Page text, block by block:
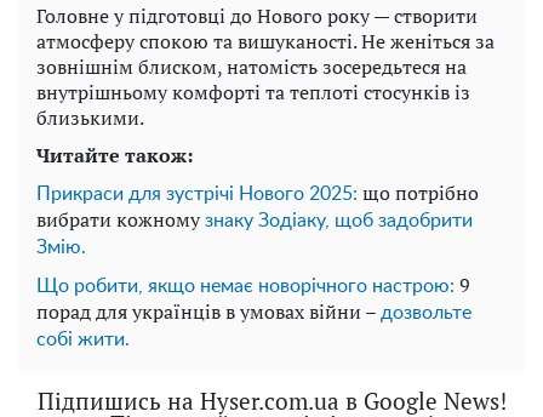
Головне у підготовці до Нового року — створити
атмосферу спокою та вишуканості. Не женіться за
зовнішнім блиском, натомість зосередьтеся на
внутрішньому комфорті та теплоті стосунків із
близькими.
Читайте також:
Прикраси для зустрічі Нового 2025: що потрібно
вибрати кожномузнаку Зодіаку, щоб задобрити
Змію.
Що робити, якщо немає новорічного настрою: 9
порад для українців в умовах війни – дозвольте
собі жити.
Підпишись на Hyser.com.ua в Google News!